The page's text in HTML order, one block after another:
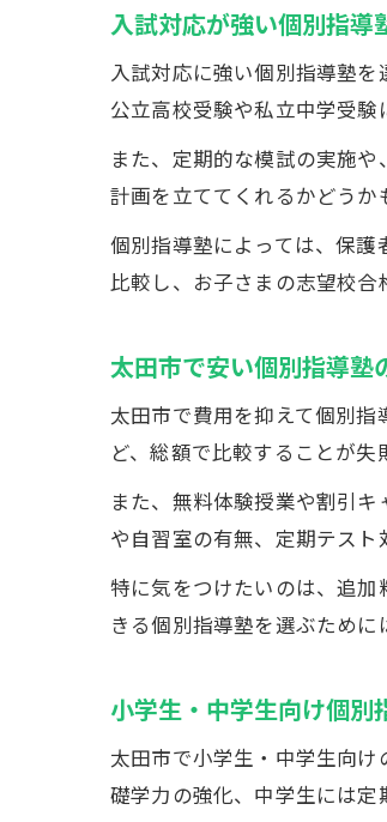
入試対応が強い個別指導
入試対応に強い個別指導塾
公立高校受験や私立中学受験
また、定期的な模試の実施
計画を立ててくれるかどうか
個別指導塾によっては、保
比較し、お子さまの志望校合
太田市で安い個別指導塾
太田市で費用を抑えて個別
ど、総額で比較することが
また、無料体験授業や割引
や自習室の有無、定期テスト
特に気をつけたいのは、追
きる個別指導塾を選ぶため
小学生・中学生向け個別
太田市で小学生・中学生向
礎学力の強化、中学生には定